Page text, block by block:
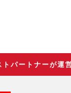
パートナーが運